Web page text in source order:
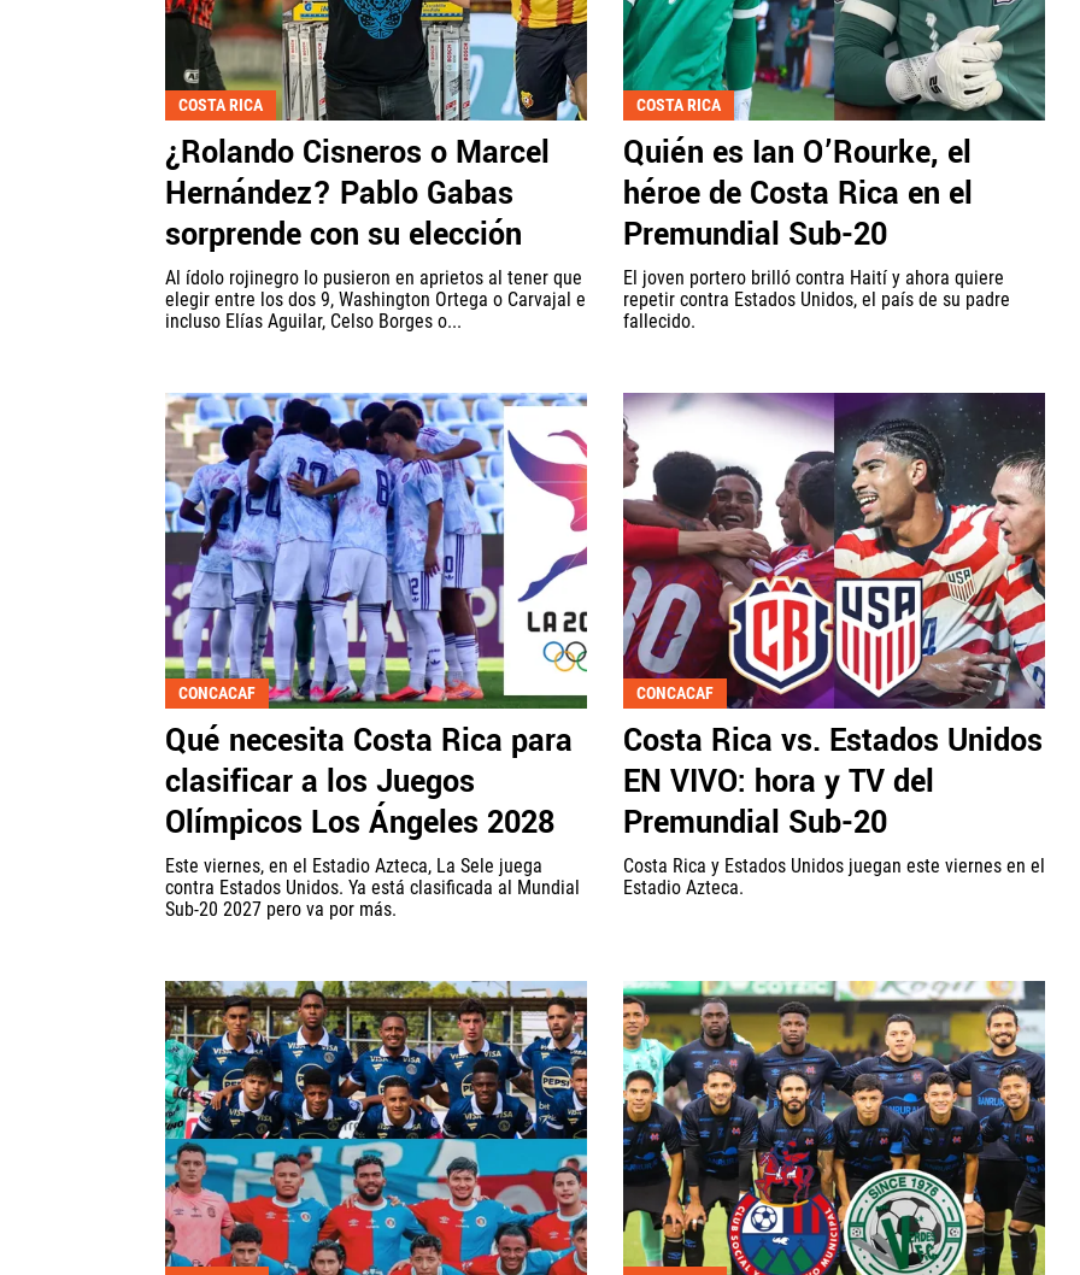
COSTA RICA
¿Rolando Cisneros o Marcel
Hernández? Pablo Gabas
sorprende con su elección
Al ídolo rojinegro lo pusieron en aprietos al tener que
elegir entre los dos 9, Washington Ortega o Carvajal e
incluso Elías Aguilar, Celso Borges o...
COSTA RICA
Quién es Ian O’Rourke, el
héroe de Costa Rica en el
Premundial Sub-20
El joven portero brilló contra Haití y ahora quiere
repetir contra Estados Unidos, el país de su padre
fallecido.
CONCACAF
Qué necesita Costa Rica para
clasificar a los Juegos
Olímpicos Los Ángeles 2028
Este viernes, en el Estadio Azteca, La Sele juega
contra Estados Unidos. Ya está clasificada al Mundial
Sub-20 2027 pero va por más.
CONCACAF
Costa Rica vs. Estados Unidos
EN VIVO: hora y TV del
Premundial Sub-20
Costa Rica y Estados Unidos juegan este viernes en el
Estadio Azteca.